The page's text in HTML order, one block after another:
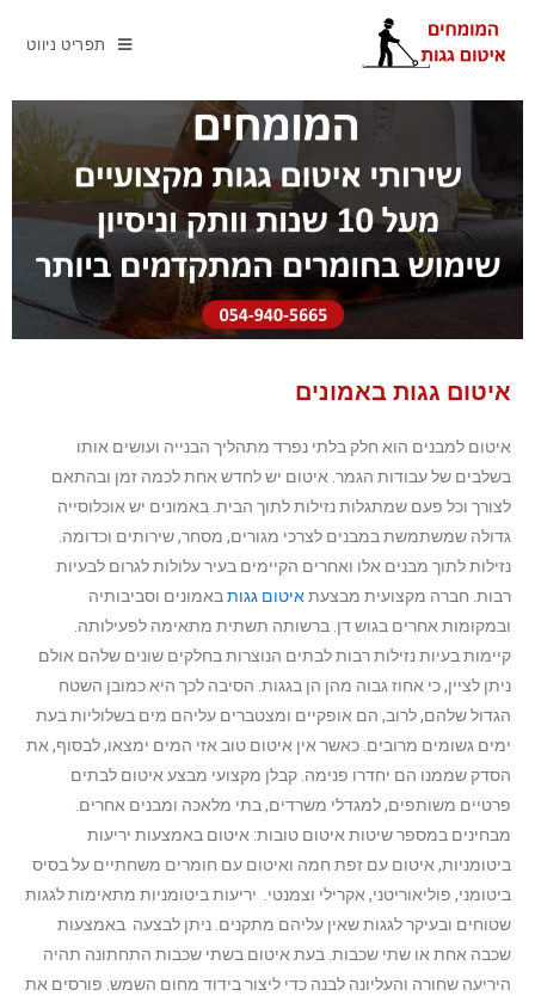
תפריט ניווט
איטום גגות באמונים
איטום למבנים הוא חלק בלתי נפרד מתהליך הבנייה ועושים אותו
בשלבים של עבודות הגמר. איטום יש לחדש אחת לכמה זמן ובהתאם
לצורך וכל פעם שמתגלות נזילות לתוך הבית. באמונים יש אוכלוסייה
גדולה שמשתמשת במבנים לצרכי מגורים, מסחר, שירותים וכדומה.
נזילות לתוך מבנים אלו ואחרים הקיימים בעיר עלולות לגרום לבעיות
רבות. חברה מקצועית מבצעת איטום גגות באמונים וסביבותיה
ובמקומות אחרים בגוש דן. ברשותה תשתית מתאימה לפעילותה.
קיימות בעיות נזילות רבות לבתים הנוצרות בחלקים שונים שלהם אולם
ניתן לציין, כי אחוז גבוה מהן הן בגגות. הסיבה לכך היא כמובן השטח
הגדול שלהם, לרוב, הם אופקיים ומצטברים עליהם מים בשלוליות בעת
ימים גשומים מרובים. כאשר אין איטום טוב אזי המים ימצאו, לבסוף, את
הסדק שממנו הם יחדרו פנימה. קבלן מקצועי מבצע איטום לבתים
פרטיים משותפים, למגדלי משרדים, בתי מלאכה ומבנים אחרים.
מבחינים במספר שיטות איטום טובות: איטום באמצעות יריעות
ביטומניות, איטום עם זפת חמה ואיטום עם חומרים משחתיים על בסיס
ביטומני, פוליאוריטני, אקרילי וצמנטי. יריעות ביטומניות מתאימות לגגות
שטוחים ובעיקר לגגות שאין עליהם מתקנים. ניתן לבצעה באמצעות
שכבה אחת או שתי שכבות. בעת איטום בשתי שכבות התחתונה תהיה
היריעה שחורה והעליונה לבנה כדי ליצור בידוד מחום השמש. פורסים את